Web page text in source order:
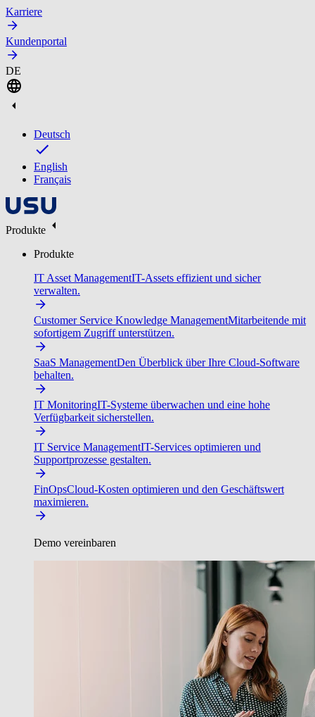
Karriere
Kundenportal
DE
Deutsch
English
Français
Produkte
Produkte
IT Asset ManagementIT-Assets effizient und sicher
verwalten.
Customer Service Knowledge ManagementMitarbeitende mit
sofortigem Zugriff unterstützen.
SaaS ManagementDen Überblick über Ihre Cloud-Software
behalten.
IT MonitoringIT-Systeme überwachen und eine hohe
Verfügbarkeit sicherstellen.
IT Service ManagementIT-Services optimieren und
Supportprozesse gestalten.
FinOpsCloud-Kosten optimieren und den Geschäftswert
maximieren.
Demo vereinbaren